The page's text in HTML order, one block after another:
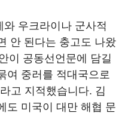
우크라이나 군사적
안 된다는 충고도 나왔
이 공동선언문에 담길
여 중러를 적대국으로
고 지적했습니다. 김
도 미국이 대만 해협 문